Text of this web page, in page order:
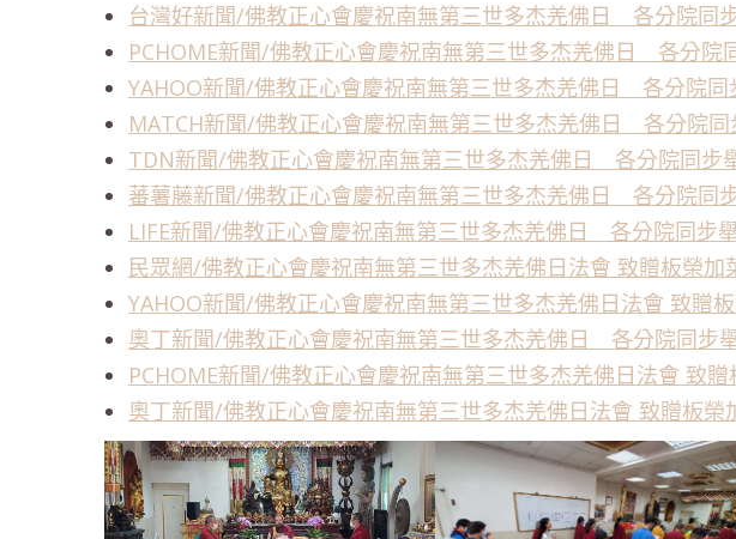
台灣好新聞/佛教正心會慶祝南無第三世多杰羌佛日 各分院同
PCHOME新聞/佛教正心會慶祝南無第三世多杰羌佛日 各分院
YAHOO新聞/佛教正心會慶祝南無第三世多杰羌佛日 各分院同
MATCH新聞/佛教正心會慶祝南無第三世多杰羌佛日 各分院同
TDN新聞/佛教正心會慶祝南無第三世多杰羌佛日 各分院同步
蕃薯藤新聞/佛教正心會慶祝南無第三世多杰羌佛日 各分院同
LIFE新聞/佛教正心會慶祝南無第三世多杰羌佛日 各分院同步
民眾網/佛教正心會慶祝南無第三世多杰羌佛日法會 致贈板榮加
YAHOO新聞/佛教正心會慶祝南無第三世多杰羌佛日法會 致贈
奧丁新聞/佛教正心會慶祝南無第三世多杰羌佛日 各分院同步
PCHOME新聞/佛教正心會慶祝南無第三世多杰羌佛日法會 致贈
奧丁新聞/佛教正心會慶祝南無第三世多杰羌佛日法會 致贈板榮